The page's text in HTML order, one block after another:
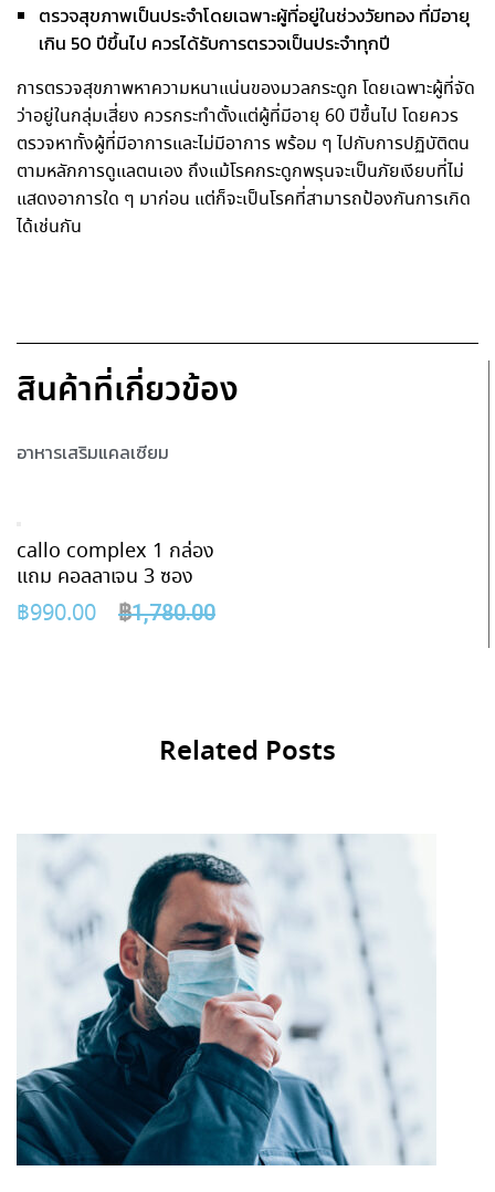
ตรวจสุขภาพเป็นประจำโดยเฉพาะผู้ที่อยู่ในช่วงวัยทอง ที่มีอายุ
เกิน 50 ปีขึ้นไป ควรได้รับการตรวจเป็นประจำทุกปี
การตรวจสุขภาพหาความหนาแน่นของมวลกระดูก โดยเฉพาะผู้ที่จัด
ว่าอยู่ในกลุ่มเสี่ยง ควรกระทำตั้งแต่ผู้ที่มีอายุ 60 ปีขึ้นไป โดยควร
ตรวจหาทั้งผู้ที่มีอาการและไม่มีอาการ พร้อม ๆ ไปกับการปฏิบัติตน
ตามหลักการดูแลตนเอง ถึงแม้โรคกระดูกพรุนจะเป็นภัยเงียบที่ไม่
แสดงอาการใด ๆ มาก่อน แต่ก็จะเป็นโรคที่สามารถป้องกันการเกิด
ได้เช่นกัน
สินค้าที่เกี่ยวข้อง
อาหารเสริมแคลเซียม
callo complex 1 กล่อง
แถม คอลลาเจน 3 ซอง
฿990.00 ฿1,780.00
Related Posts